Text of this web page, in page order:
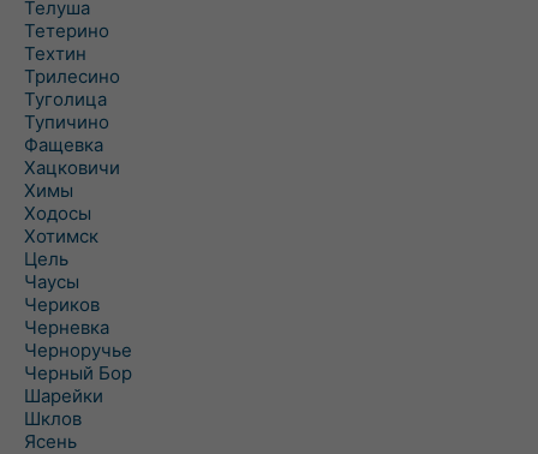
Телуша
Тетерино
Техтин
Трилесино
Туголица
Тупичино
Фащевка
Хацковичи
Химы
Ходосы
Хотимск
Цель
Чаусы
Чериков
Черневка
Черноручье
Черный Бор
Шарейки
Шклов
Ясень